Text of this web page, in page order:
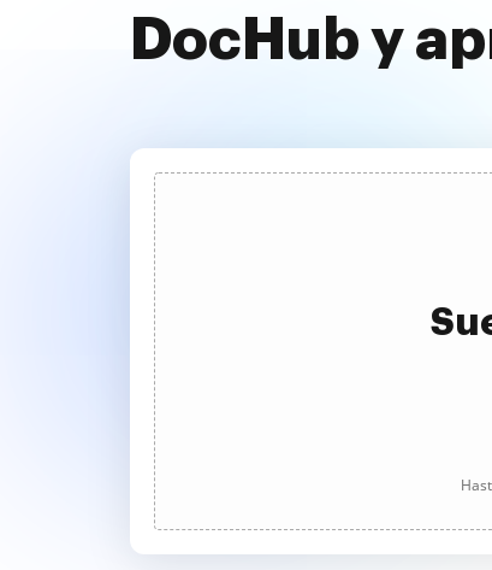
DocHub y